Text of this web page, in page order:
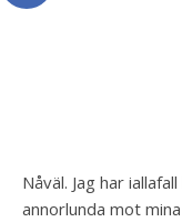
Nåväl. Jag har
annorlunda mot